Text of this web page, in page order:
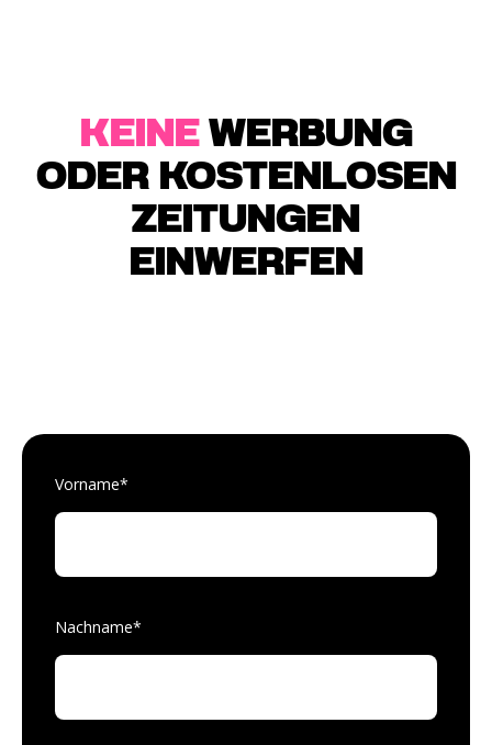
KEINEWERBUNG
ODER KOSTENLOSEN
ZEITUNGEN
EINWERFEN
Vorname*
Nachname*